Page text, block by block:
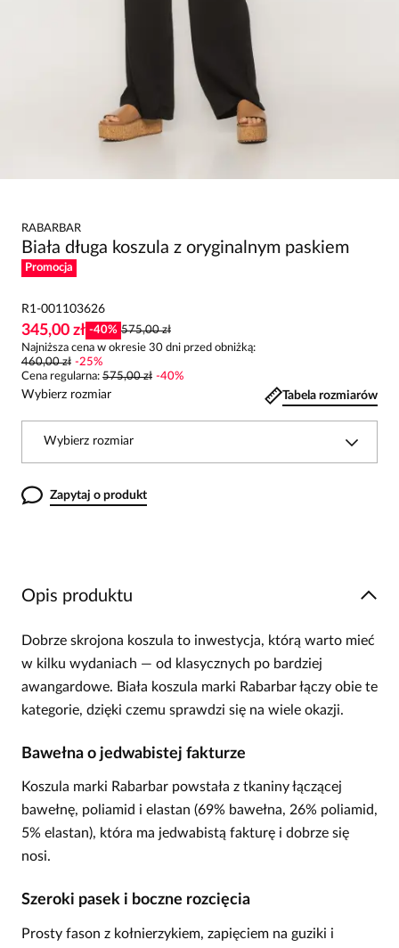
RABARBAR
Biała długa koszula z oryginalnym paskiem
Promocja
R1-001103626
345,00 zł -40% 575,00 zł
Najniższa cena w okresie 30 dni przed obniżką:
460,00 zł -25%
Cena regularna: 575,00 zł -40%
Wybierz rozmiar Tabela rozmiarów
Wybierz rozmiar
Zapytaj o produkt
Opis produktu
Dobrze skrojona koszula to inwestycja, którą warto mieć
w kilku wydaniach — od klasycznych po bardziej
awangardowe. Biała koszula marki Rabarbar łączy obie te
kategorie, dzięki czemu sprawdzi się na wiele okazji.
Bawełna o jedwabistej fakturze
Koszula marki Rabarbar powstała z tkaniny łączącej
bawełnę, poliamid i elastan (69% bawełna, 26% poliamid,
5% elastan), która ma jedwabistą fakturę i dobrze się
nosi.
Szeroki pasek i boczne rozcięcia
Prosty fason z kołnierzykiem, zapięciem na guziki i